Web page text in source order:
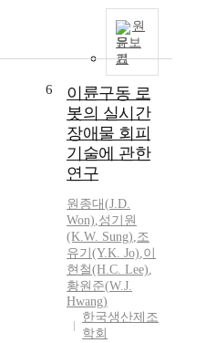
원
문보
기
6
이륜구동 로
봇의 실시간
장애물 회피
기술에 관한
연구
원종대(J.D.
Won),성기원
(K.W. Sung),조
유기(Y.K. Jo),이
현철(H.C. Lee),
황원준(W.J.
Hwang)
한국생산제조
학회